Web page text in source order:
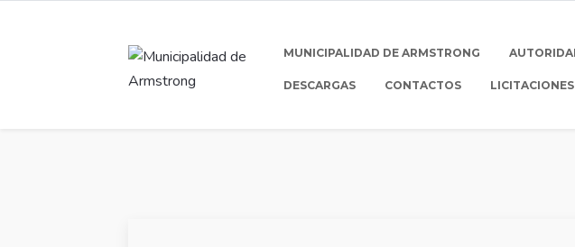
MUNICIPALIDAD DE ARMSTRONG
DESCARGAS CONTACTOS LICITACIONES